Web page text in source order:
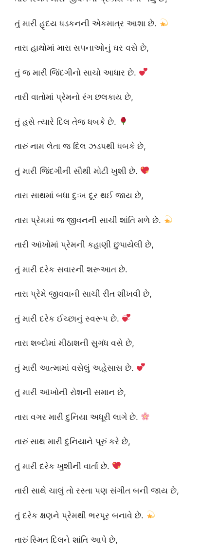
તું મારી હૃદય ધડકનની એકમાત્ર આશા છે.
તારા હાથોમાં મારા સપનાઓનું ઘર વસે છે,
તું જ મારી જિંદગીનો સાચો આધાર છે.
તારી વાતોમાં પ્રેમનો રંગ છલકાય છે,
તું હસે ત્યારે દિલ તેજ ધબકે છે.
તારું નામ લેતા જ દિલ ઝડપથી ધબકે છે,
તું મારી જિંદગીની સૌથી મોટી ખુશી છે.
તારા સાથમાં બધા દુઃખ દૂર થઈ જાય છે,
તારા પ્રેમમાં જ જીવનની સાચી શાંતિ મળે છે.
તારી આંખોમાં પ્રેમની કહાણી છુપાયેલી છે,
તું મારી દરેક સવારની શરૂઆત છે.
તારા પ્રેમે જીવવાની સાચી રીત શીખવી છે,
તું મારી દરેક ઈચ્છાનું સ્વરૂપ છે.
તારા શબ્દોમાં મીઠાશની સુગંધ વસે છે,
તું મારી આત્મામાં વસેલું અહેસાસ છે.
તું મારી આંખોની રોશની સમાન છે,
તારા વગર મારી દુનિયા અધૂરી લાગે છે.
તારું સાથ મારી દુનિયાને પૂરું કરે છે,
તું મારી દરેક ખુશીની વાર્તા છે.
તારી સાથે ચાલું તો રસ્તા પણ સંગીત બની જાય છે,
તું દરેક ક્ષણને પ્રેમથી ભરપૂર બનાવે છે.
તારું સ્મિત દિલને શાંતિ આપે છે,